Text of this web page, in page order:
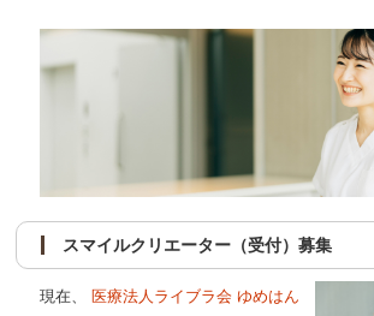
スマイルクリエーター（受付）募集
現在、 医療法人ライブラ会 ゆめはん